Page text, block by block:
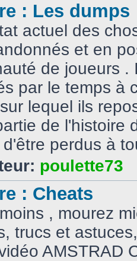
: Les dumps
actuel des
et en
de joueurs .
par le temps à
lequel ils
de l'histoire
perdus à
poulette73
: Cheats
, mourez
trucs et
AMSTRAD